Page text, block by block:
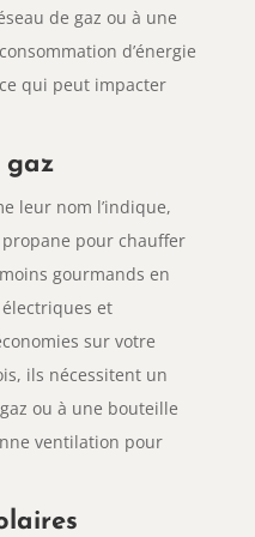
de gaz ou à une
d’énergie
qui peut impacter
gaz
leur nom l’indique,
pour chauffer
gourmands en
et
sur votre
ils nécessitent un
ou à une bouteille
ventilation pour